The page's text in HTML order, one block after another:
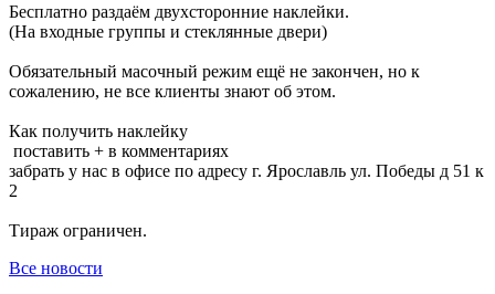
Бесплатно раздаём двухсторонние наклейки.
(На входные группы и стеклянные двери)
Обязательный масочный режим ещё не закончен, но к
сожалению, не все клиенты знают об этом.
Как получить наклейку
️ поставить + в комментариях
️забрать у нас в офисе по адресу г. Ярославль ул. Победы д 51 к
2
Тираж ограничен.
Все новости